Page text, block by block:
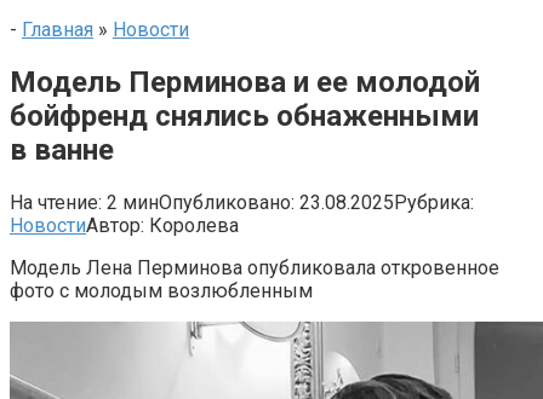
- Главная » Новости
Модель Перминова и ее молодой
бойфренд снялись обнаженными
в ванне
На чтение: 2 минОпубликовано: 23.08.2025Рубрика:
НовостиАвтор: Королева
Модель Лена Перминова опубликовала откровенное
фото с молодым возлюбленным